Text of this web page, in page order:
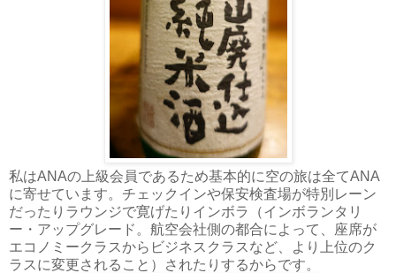
私はANAの上級会員であるため基本的に空の旅は全てANA
に寄せています。チェックインや保安検査場が特別レーン
だったりラウンジで寛げたりインボラ（インボランタリ
ー・アップグレード。航空会社側の都合によって、座席が
エコノミークラスからビジネスクラスなど、より上位のク
ラスに変更されること）されたりするからです。